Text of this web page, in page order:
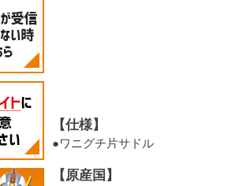
【仕様】
●ワニグチ片サドル
【原産国】